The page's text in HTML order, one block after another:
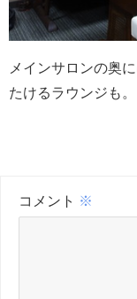
メインサロンの奥
たけるラウンジも。
コメント ※